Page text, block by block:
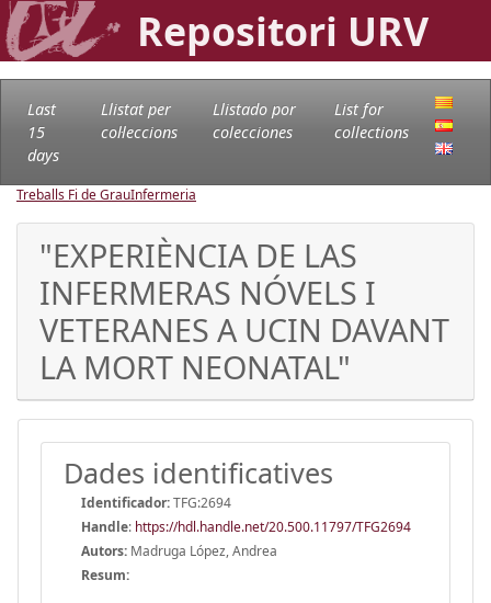
Repositori URV
Last
15
days
Llistat per
col·leccions
Llistado por
colecciones
List for
collections
Treballs Fi de GrauInfermeria
"EXPERIÈNCIA DE LAS
INFERMERAS NÓVELS I
VETERANES A UCIN DAVANT
LA MORT NEONATAL"
Dades identificatives
Identificador:TFG:2694
Handle: https://hdl.handle.net/20.500.11797/TFG2694
Autors: Madruga López, Andrea
Resum: